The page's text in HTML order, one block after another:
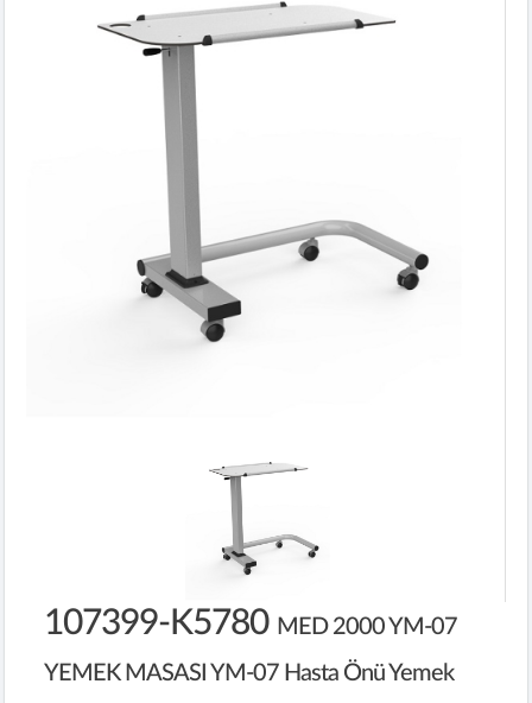
107399-K5780 MED 2000 YM-07
YEMEK MASASI YM-07 Hasta Önü Yemek